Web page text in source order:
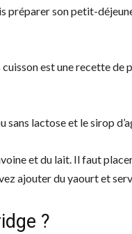
préparer son petit-
est une recette
sans lactose et le sirop
et du lait. Il faut
ajouter du yaourt et
?